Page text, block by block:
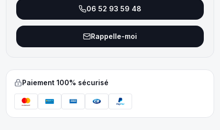
06 52 93 59 48
Rappelle-moi
Paiement 100% sécurisé